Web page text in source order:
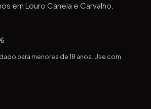
em Louro Canela e Carvalho.
para menores de 18 anos. Use com